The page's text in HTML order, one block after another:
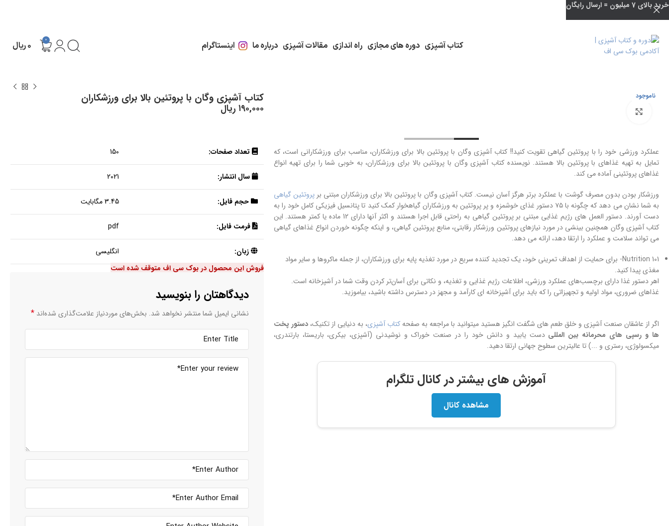
کتاب آشپزی دوره های مجازی راه اندازی مقالات آشپزی درباره ما اینستاگرام 0 ۰ریال
ناموجود
عملکرد ورزشی خود را با پروتئین گیاهی تقویت کنید!! کتاب آشپزی وگان با پروتئین بالا برای ورزشکاران، مناسب برای ورزشکارانی است، که
تمایل به تهیه غذاهای با پروتئین بالا هستند. نویسنده کتاب آشپزی وگان با پروتئین بالا برای ورزشکاران، به خوبی شما را برای تهیه انواع
غذاهای پروتئینی آماده می کند.
ورزشکار بودن بدون مصرف گوشت با عملکرد برتر هرگز آسان نیست. کتاب آشپزی وگان با پروتئین بالا برای ورزشکاران مبتنی برپروتئین گیاهی
به شما نشان می دهد که چگونه با ۷۵ دستور غذای خوشمزه و پر پروتئین به ورزشکاران گیاهخوار کمک کنید تا پتانسیل فیزیکی کامل خود را به
دست آورند. دستور العمل های رژیم غذایی مبتنی بر پروتئین گیاهی به راحتی قابل اجرا هستند و اکثر آنها دارای 12 ماده یا کمتر هستند. این
کتاب آشپزی وگان همچنین بینشی در مورد نیازهای پروتئین ورزشکار رقابتی، منابع پروتئین گیاهی، و اینکه چگونه خوردن انواع غذاهای گیاهی
می تواند سلامت و عملکرد را ارتقا دهد، ارائه می دهد.
Nutrition 101- برای حمایت از اهداف تمرینی خود، یک تجدید کننده سریع در مورد تغذیه پایه برای ورزشکاران، از جمله ماکروها و سایر مواد
مغذی پیدا کنید.
اهر دستور غذا دارای برچسب‌های عملکرد ورزشی، اطلاعات رژیم غذایی و تغذیه، و نکاتی برای آسان‌تر کردن وقت شما در آشپزخانه است.
غذاهای ضروری، مواد اولیه و تجهیزاتی را که باید برای آشپزخانه ای کارآمد و مجهز در دسترس داشته باشید، بیاموزید.
اگر از عاشقان صنعت آشپزی و خلق طعم های شگفت انگیز هستید میتوانید با مراجعه به صفحهکتاب آشپزی، به دنیایی از تکنیک،دستور پخت
ها و رسپی های محرمانه بین المللی دست یابید و دانش خود را در صنعت خوراک و نوشیدنی (آشپزی، بیکری، باریستا، بارتندری،
میکسولوژی، رستری و ...) تا عالیترین سطوح جهانی ارتقا دهید.
آموزش های بیشتر در کانال تلگرام
مشاهده کانال
کتاب آشپزی وگان با پروتئین بالا برای ورزشکاران
۱۹۰,۰۰۰ ریال
تعداد صفحات: 150
سال انتشار: 2021
حجم فایل: 3.45 مگابایت
فرمت فایل: pdf
زبان:
انگلیسی
فروش این محصول در بوک سی اف متوقف شده است
دیدگاهتان را بنویسید
نشانی ایمیل شما منتشر نخواهد شد. بخش‌های موردنیاز علامت‌گذاری شده‌اند*
خرید بالای 7 میلیون = ارسال رایگان